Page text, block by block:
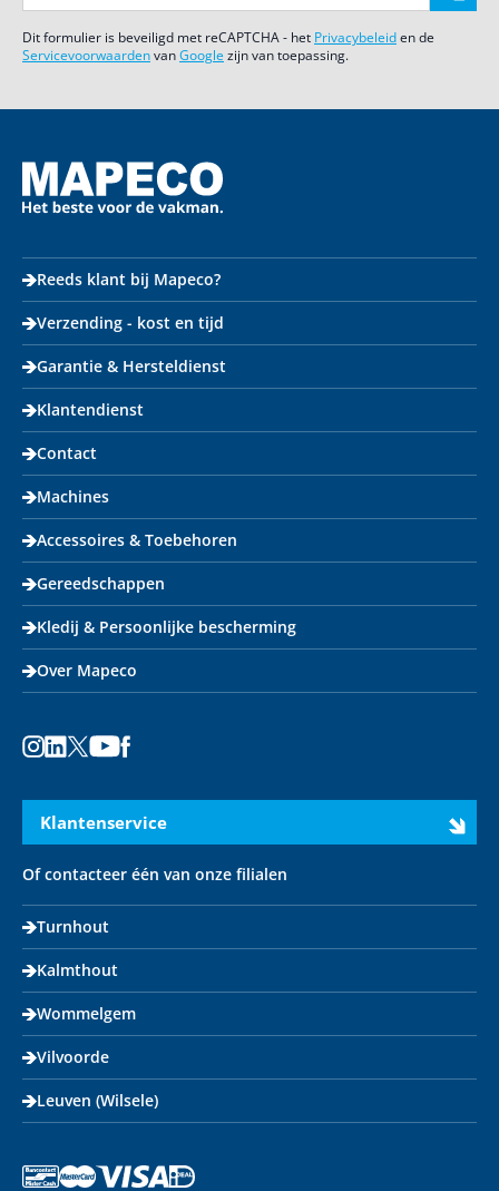
Dit formulier is beveiligd met reCAPTCHA - het Privacybeleiden de
ServicevoorwaardenvanGoogle zijn van toepassing.
Reeds klant bij Mapeco?
Verzending - kost en tijd
Garantie & Hersteldienst
Klantendienst
Contact
Machines
Accessoires & Toebehoren
Gereedschappen
Kledij & Persoonlijke bescherming
Over Mapeco
Klantenservice
Of contacteer één van onze filialen
Turnhout
Kalmthout
Wommelgem
Vilvoorde
Leuven (Wilsele)